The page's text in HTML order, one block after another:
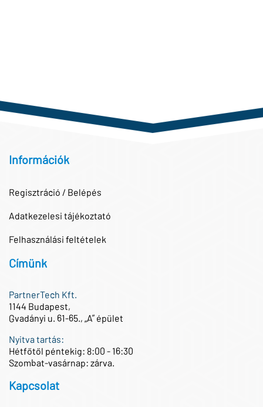
Információk
Regisztráció / Belépés
Adatkezelesi tájékoztató
Felhasználási feltételek
Címünk
PartnerTech Kft.
1144 Budapest,
Gvadányi u. 61-65., „A” épület
Nyitva tartás:
Hétfőtől péntekig: 8:00 - 16:30
Szombat-vasárnap: zárva.
Kapcsolat